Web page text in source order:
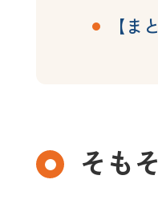
【
そも